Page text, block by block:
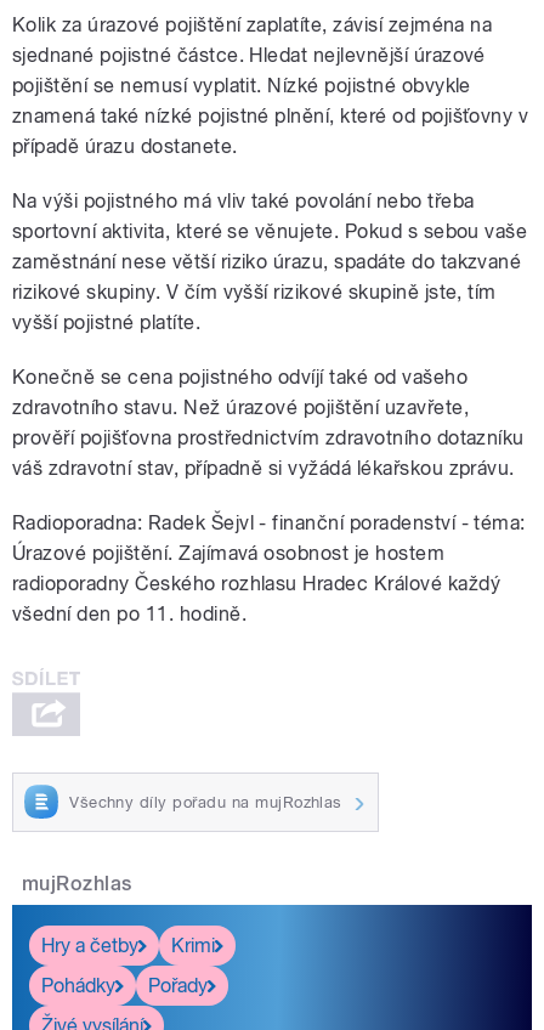
Kolik za úrazové pojištění zaplatíte, závisí zejména na
sjednané pojistné částce. Hledat nejlevnější úrazové
pojištění se nemusí vyplatit. Nízké pojistné obvykle
znamená také nízké pojistné plnění, které od pojišťovny v
případě úrazu dostanete.
Na výši pojistného má vliv také povolání nebo třeba
sportovní aktivita, které se věnujete. Pokud s sebou vaše
zaměstnání nese větší riziko úrazu, spadáte do takzvané
rizikové skupiny. V čím vyšší rizikové skupině jste, tím
vyšší pojistné platíte.
Konečně se cena pojistného odvíjí také od vašeho
zdravotního stavu. Než úrazové pojištění uzavřete,
prověří pojišťovna prostřednictvím zdravotního dotazníku
váš zdravotní stav, případně si vyžádá lékařskou zprávu.
Radioporadna: Radek Šejvl - finanční poradenství - téma:
Úrazové pojištění. Zajímavá osobnost je hostem
radioporadny Českého rozhlasu Hradec Králové každý
všední den po 11. hodině.
Všechny díly pořadu na mujRozhlas
mujRozhlas
Hry a četby
Krimi
Pohádky
Pořady